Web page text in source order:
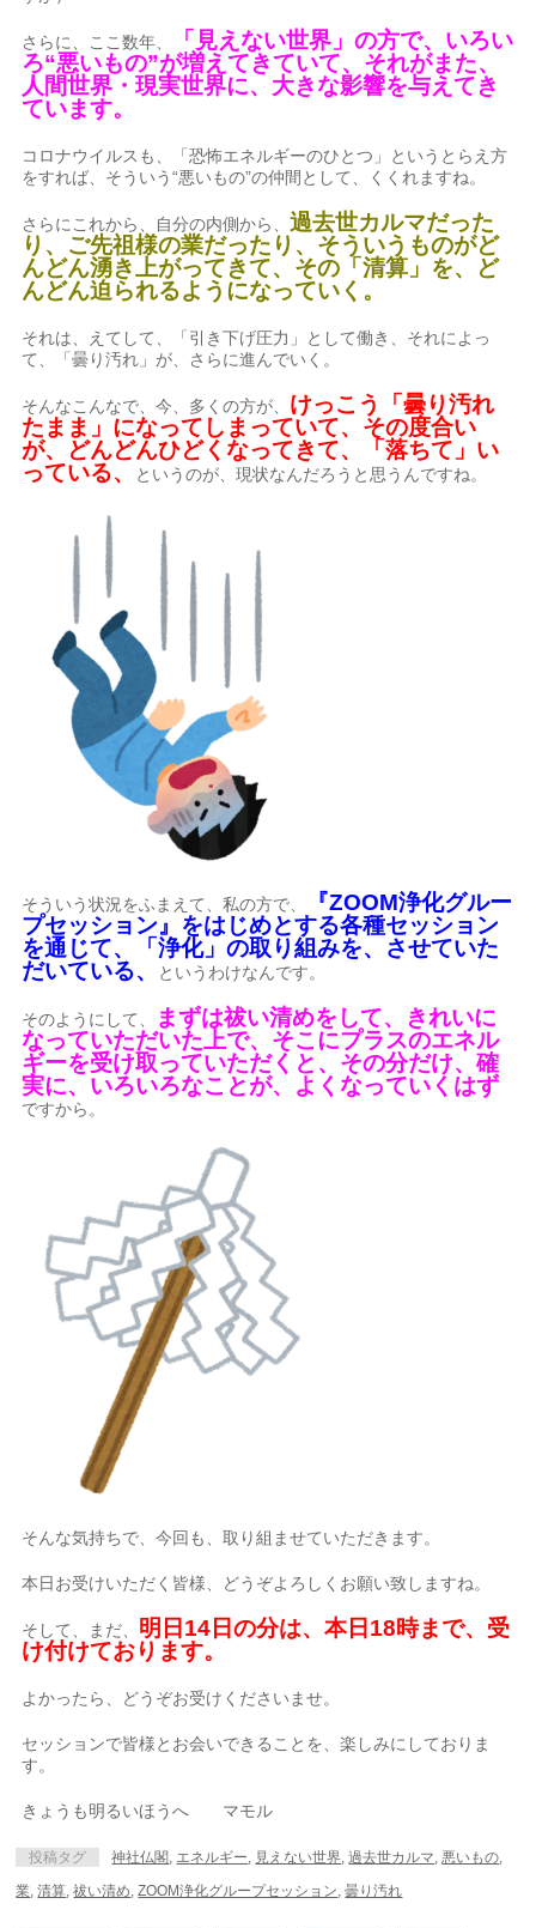
さらに、ここ数年、
「見えない世界」の方で、いろい
ろ“悪いもの”が増えてきていて、それがまた、
人間世界・現実世界に、大きな影響を与えてき
ています。
コロナウイルスも、「恐怖エネルギーのひとつ」というとらえ方
をすれば、そういう“悪いもの”の仲間として、くくれますね。
さらにこれから、自分の内側から、過去世カルマだった
り、ご先祖様の業だったり、そういうものがど
んどん湧き上がってきて、その「清算」を、ど
んどん迫られるようになっていく。
それは、えてして、「引き下げ圧力」として働き、それによっ
て、「曇り汚れ」が、さらに進んでいく。
そんなこんなで、今、多くの方が、 けっこう「曇り汚れ
たまま」になってしまっていて、その度合い
が、どんどんひどくなってきて、「落ちて」い
っている、
というのが、現状なんだろうと思うんですね。
そういう状況をふまえて、私の方で、
『ZOOM浄化グルー
プセッション』をはじめとする各種セッション
を通じて、「浄化」の取り組みを、させていた
だいている、
というわけなんです。
そのようにして、
まずは祓い清めをして、きれいに
なっていただいた上で、そこにプラスのエネル
ギーを受け取っていただくと、その分だけ、確
実に、いろいろなことが、よくなっていくはず
ですから。
そんな気持ちで、今回も、取り組ませていただきます。
本日お受けいただく皆様、どうぞよろしくお願い致しますね。
そして、まだ、 明日14日の分は、本日18時まで、受
け付けております。
よかったら、どうぞお受けくださいませ。
セッションで皆様とお会いできることを、楽しみにしておりま
す。
きょうも明るいほうへ マモル
投稿タグ 神社仏閣, エネルギー, 見えない世界,過去世カルマ,悪いもの,
業,清算,祓い清め,ZOOM浄化グループセッション,曇り汚れ